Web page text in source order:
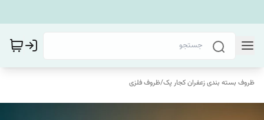
ظروف بسته بندی زعفران کجار پک/ظروف فلزی